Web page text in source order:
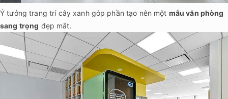
Ý tưởng trang trí cây xanh góp phần tạo nên một mẫu văn phòng
sang trọng đẹp mắt.